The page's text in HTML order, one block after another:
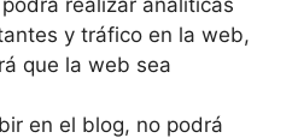
y tráfico en la web,
que la web sea
en el blog, no podrá